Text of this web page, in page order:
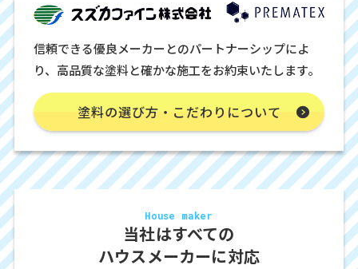
信頼できる優良メーカーとのパートナーシップによ
り、高品質な塗料と確かな施工をお約束いたします。
塗料の選び方・こだわりについて
House maker
当社はすべての
ハウスメーカーに対応